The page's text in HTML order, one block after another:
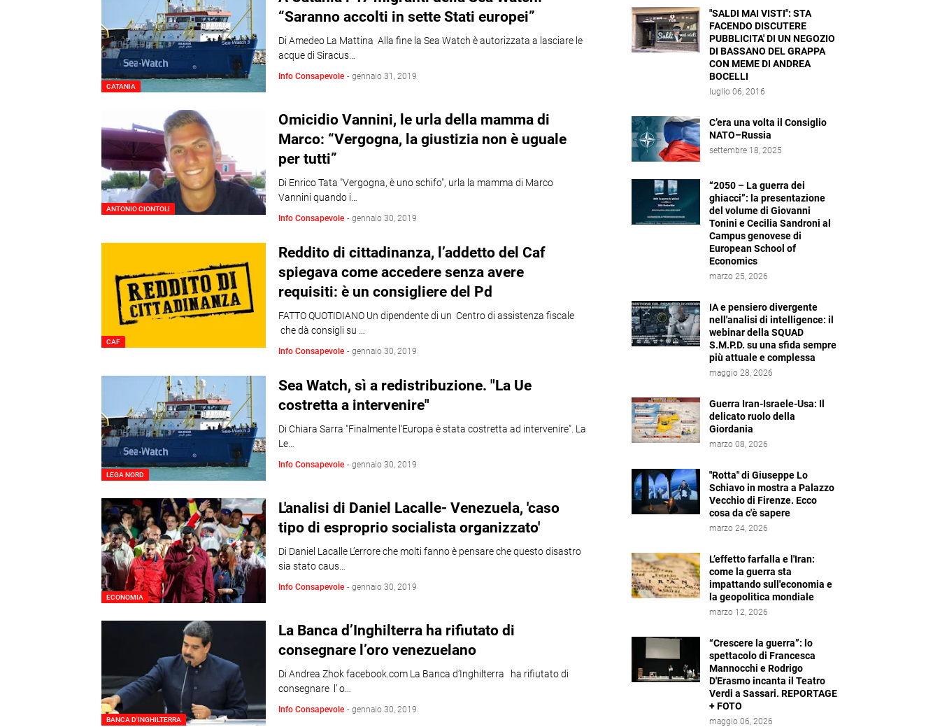
CATANIA
“Saranno accolti in sette Stati europei”
Di Amedeo La Mattina Alla fine la Sea Watch è autorizzata a lasciare le
acque di Siracus…
Info Consapevole - gennaio 31, 2019
ANTONIO CIONTOLI
Omicidio Vannini, le urla della mamma di
Marco: “Vergogna, la giustizia non è uguale
per tutti”
Di Enrico Tata "Vergogna, è uno schifo", urla la mamma di Marco
Vannini quando i…
Info Consapevole - gennaio 30, 2019
CAF
Reddito di cittadinanza, l’addetto del Caf
spiegava come accedere senza avere
requisiti: è un consigliere del Pd
FATTO QUOTIDIANO Un dipendente di un Centro di assistenza fiscale
che dà consigli su …
Info Consapevole - gennaio 30, 2019
LEGA NORD
Sea Watch, sì a redistribuzione. "La Ue
costretta a intervenire"
Di Chiara Sarra "Finalmente l'Europa è stata costretta ad intervenire". La
Le…
Info Consapevole - gennaio 30, 2019
ECONOMIA
L'analisi di Daniel Lacalle- Venezuela, 'caso
tipo di esproprio socialista organizzato'
Di Daniel Lacalle L’errore che molti fanno è pensare che questo disastro
sia stato caus…
Info Consapevole - gennaio 30, 2019
BANCA D'INGHILTERRA
La Banca d’Inghilterra ha rifiutato di
consegnare l’oro venezuelano
Di Andrea Zhok facebook.com La Banca d’Inghilterra ha rifiutato di
consegnare l’ o…
Info Consapevole - gennaio 30, 2019
"SALDI MAI VISTI": STA
FACENDO DISCUTERE
PUBBLICITA' DI UN NEGOZIO
DI BASSANO DEL GRAPPA
CON MEME DI ANDREA
BOCELLI
luglio 06, 2016
C’era una volta il Consiglio
NATO–Russia
settembre 18, 2025
“2050 – La guerra dei
ghiacci”: la presentazione
del volume di Giovanni
Tonini e Cecilia Sandroni al
Campus genovese di
European School of
Economics
marzo 25, 2026
IA e pensiero divergente
nell'analisi di intelligence: il
webinar della SQUAD
S.M.P.D. su una sfida sempre
più attuale e complessa
maggio 28, 2026
Guerra Iran-Israele-Usa: Il
delicato ruolo della
Giordania
marzo 08, 2026
"Rotta" di Giuseppe Lo
Schiavo in mostra a Palazzo
Vecchio di Firenze. Ecco
cosa da c'è sapere
marzo 24, 2026
L’effetto farfalla e l'Iran:
come la guerra sta
impattando sull'economia e
la geopolitica mondiale
marzo 12, 2026
“Crescere la guerra”: lo
spettacolo di Francesca
Mannocchi e Rodrigo
D'Erasmo incanta il Teatro
Verdi a Sassari. REPORTAGE
+ FOTO
maggio 06, 2026